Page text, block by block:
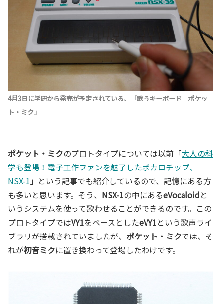
4月3日に学研から発売が予定されている、「歌うキーボード ポケッ
ト・ミク」
ポケット・ミクのプロトタイプについては以前「大人の科
学も登場！電子工作ファンを魅了したボカロチップ、
NSX-1 」という記事でも紹介しているので、記憶にある方
も多いと思います。そう、 NSX-1の中にあるeVocaloidと
いうシステムを使って歌わせることができるのです。この
プロトタイプではVY1をベースとしたeVY1という歌声ライ
ブラリが搭載されていましたが、 ポケット・ミクでは、そ
れが初音ミクに置き換わって登場したわけです。